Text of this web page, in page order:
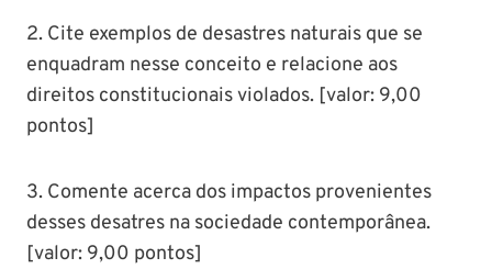
2. Cite exemplos de desastres naturais que se
enquadram nesse conceito e relacione aos
direitos constitucionais violados. [valor: 9,00
pontos]
3. Comente acerca dos impactos provenientes
desses desatres na sociedade contemporânea.
[valor: 9,00 pontos]